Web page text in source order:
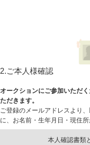
2.ご本人様確認
オークションにご参加いただ
ただきます。
ご登録のメールアドレスより
に、お名前・生年月日・現住
本人確認書類